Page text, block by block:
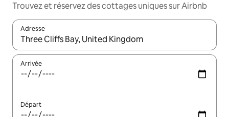
Trouvez et réservez des cottages uniques sur Airbnb
Adresse
Lorsque les résultats s'affichent, utilisez les flèches vers le
Arrivée
Départ